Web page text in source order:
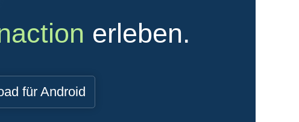
erleben.
für Android